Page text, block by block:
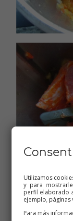
Utilizamos
y para
perfil elaborado
ejemplo, páginas
Para más